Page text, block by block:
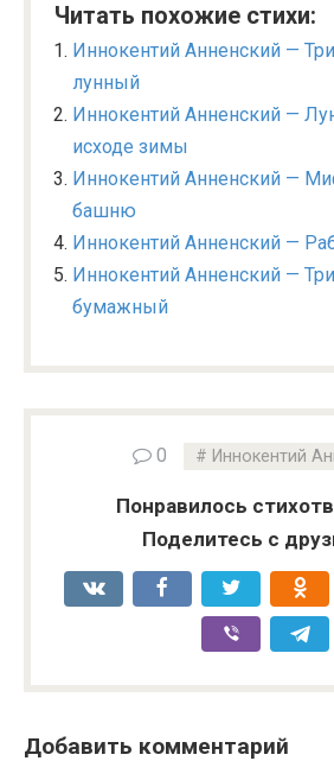
Читать похожие стихи:
Иннокентий Анненский —
лунный
Иннокентий Анненский —
исходе зимы
Иннокентий Анненский —
башню
Иннокентий Анненский —
Иннокентий Анненский —
бумажный
0 Иннокентий
Понравилось
Поделитесь с
Добавить комментарий